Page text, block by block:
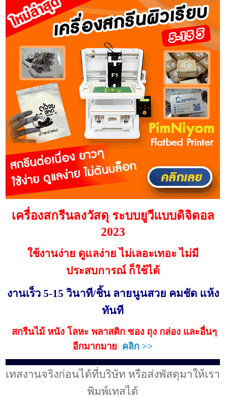
เครื่องสกรีนลงวัสดุ ระบบยูวีแบบดิจิตอล
2023
ใช้งานง่าย ดูแลง่าย ไม่เลอะเทอะ ไม่มี
ประสบการณ์ ก็ใช้ได้
งานเร็ว 5-15 วินาที/ชิ้น ลายนูนสวย คมชัด แห้ง
ทันที
สกรีนไม้ หนัง โลหะ พลาสติก ซอง ถุง กล่อง และอื่นๆ
อีกมากมาย คลิก >>
เทสงานจริงก่อนได้ที่บริษัท หรือส่งพัสดุมาให้เรา
พิมพ์เทสได้